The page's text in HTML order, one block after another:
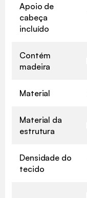
Apoio de
cabeça
incluído
Contém
madeira
Material
Material da
estrutura
Densidade do
tecido